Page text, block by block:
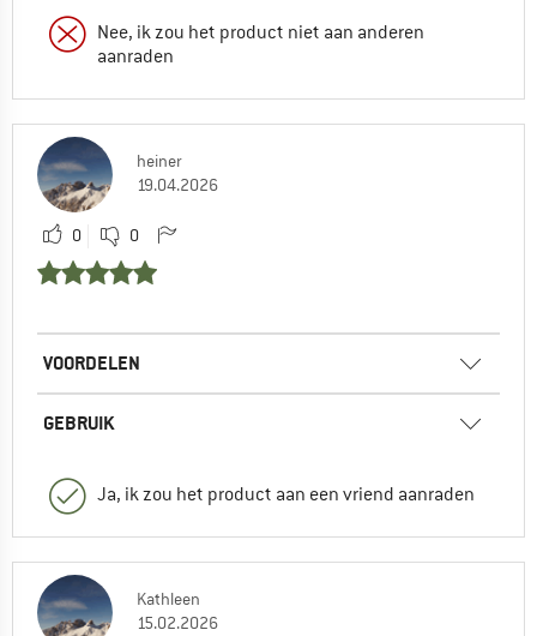
Nee, ik zou het product niet aan anderen
aanraden
heiner
19.04.2026
0 0
VOORDELEN
GEBRUIK
Ja, ik zou het product aan een vriend aanraden
Kathleen
15.02.2026